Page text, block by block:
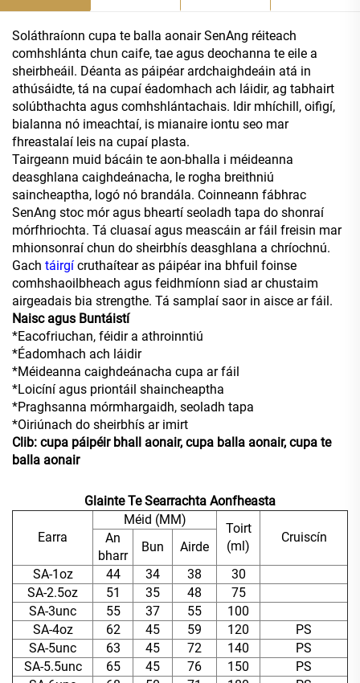
Soláthraíonn cupa te balla aonair SenAng réiteach
comhshlánta chun caife, tae agus deochanna te eile a
sheirbheáil. Déanta as páipéar ardchaighdeáin atá in
athúsáidte, tá na cupaí éadomhach ach láidir, ag tabhairt
solúbthachta agus comhshlántachais. Idir mhíchill, oifigí,
bialanna nó imeachtaí, is mianaire iontu seo mar
fhreastalaí leis na cupaí plasta.
Tairgeann muid bácáin te aon-bhalla i méideanna
deasghlana caighdeánacha, le rogha breithniú
saincheaptha, logó nó brandála. Coinneann fábhrac
SenAng stoc mór agus bheartí seoladh tapa do shonraí
mórfhriochta. Tá cluasaí agus meascáin ar fáil freisin mar
mhionsonraí chun do sheirbhís deasghlana a chríochnú.
Gach táirgí cruthaítear as páipéar ina bhfuil foinse
comhshaoilbheach agus feidhmíonn siad ar chustaim
airgeadais bia strengthe. Tá samplaí saor in aisce ar fáil.
Naisc agus Buntáistí
*Eacofriuchan, féidir a athroinntiú
*Éadomhach ach láidir
*Méideanna caighdeánacha cupa ar fáil
*Loicíní agus priontáil shaincheaptha
*Praghsanna mórmhargaidh, seoladh tapa
*Oiriúnach do sheirbhís ar imirt
Clib: cupa páipéir bhall aonair, cupa balla aonair, cupa te
balla aonair
Glainte Te Searrachta Aonfheasta
Earra
Méid (MM)
Toirt
(ml)
Cruiscín
An
bharr
Bun
Airde
SA-1oz
44 34 38
30
SA-2.5oz
51 35 48
75
SA-3unc
55 37 55
100
SA-4oz
62 45 59 120
PS
SA-5unc
63 45 72 140
PS
SA-5.5unc
65 45 76 150
PS